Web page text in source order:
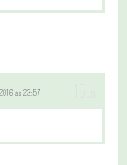
2016 às 23:57